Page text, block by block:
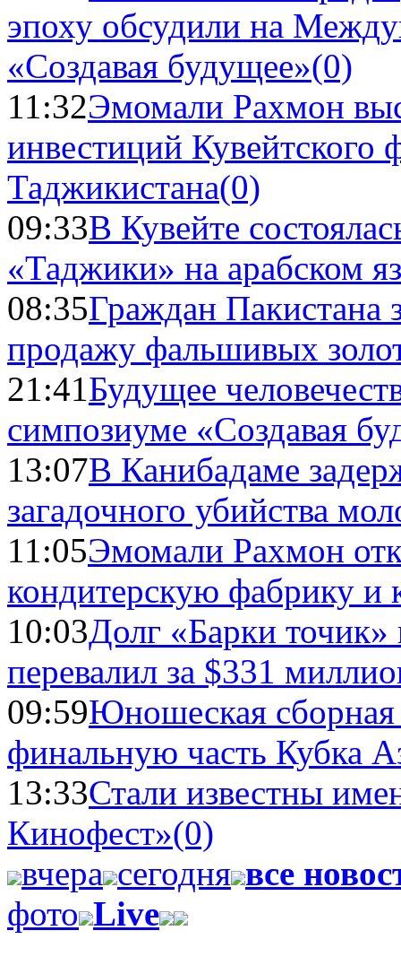
эпоху обсудили на
«Создавая будущее»(0)
11:32Эмомали Рахмон
инвестиций Кувейтского
Таджикистана(0)
09:33В Кувейте
«Таджики» на арабском
08:35Граждан Пакистана
продажу фальшивых
21:41Будущее
симпозиуме «Создавая
13:07В Канибадаме
загадочного убийства
11:05Эмомали Рахмон
кондитерскую фабрику и
10:03Долг «Барки
перевалил за $331
09:59Юношеская
финальную часть Кубка
13:33Стали известны
Кинофест»(0)
вчера сегодня все
фото Live